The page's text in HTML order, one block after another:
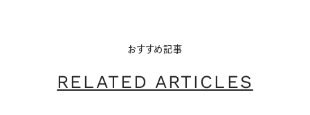
おすすめ記事
RELATED ARTICLES